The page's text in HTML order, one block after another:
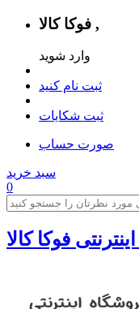
فوکا کالا ,
وارد شوید
ثبت نام کنید
ثبت شکایات
صورت حساب
سبد خرید
0
فوکا کالا